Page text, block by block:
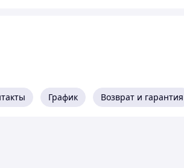
очарование.
График Возврат и гарантия